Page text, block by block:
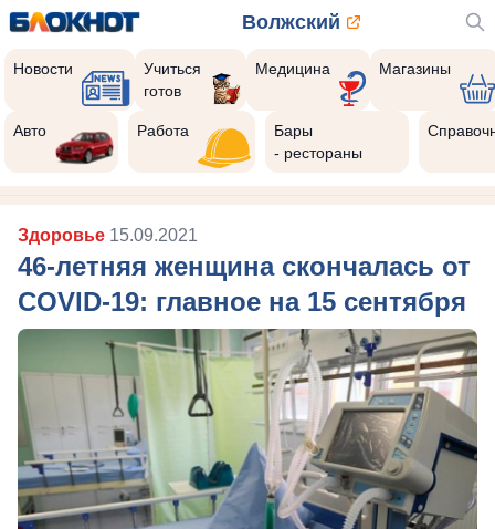
Волжский
Новости
Учиться
готов
Медицина Магазины
Авто Работа
Бары
- рестораны
Здоровье 15.09.2021
46-летняя женщина скончалась от
COVID-19: главное на 15 сентября